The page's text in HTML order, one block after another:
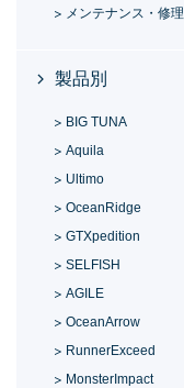
メンテナンス・修理
製品別
BIG TUNA
Aquila
Ultimo
OceanRidge
GTXpedition
SELFISH
AGILE
OceanArrow
RunnerExceed
MonsterImpact